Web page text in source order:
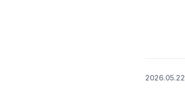
2026.05.22